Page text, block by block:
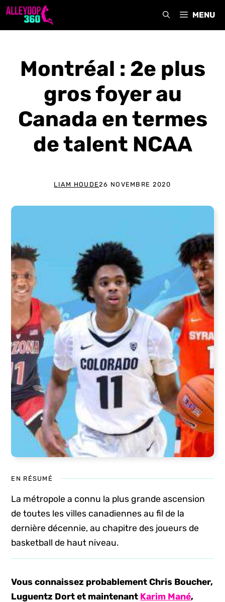
Aller
MENU
Montréal : 2e plus
gros foyer au
Canada en termes
de talent NCAA
LIAM HOUDE26 NOVEMBRE 2020
EN RÉSUMÉ
La métropole a connu la plus grande ascension
de toutes les villes canadiennes au fil de la
dernière décennie, au chapitre des joueurs de
basketball de haut niveau.
Vous connaissez probablement Chris Boucher,
Luguentz Dort et maintenant Karim Mané,